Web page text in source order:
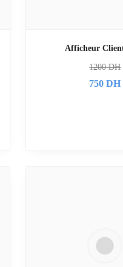
Afficheur
1200DH
750 DH